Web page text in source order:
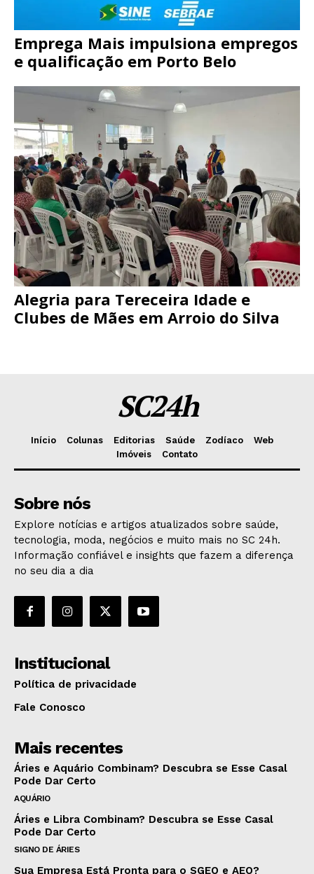
Emprega Mais impulsiona empregos
e qualificação em Porto Belo
Alegria para Tereceira Idade e
Clubes de Mães em Arroio do Silva
SC24h
Início Colunas Editorias Saúde Zodíaco
Web
Imóveis
Contato
Sobre nós
Explore notícias e artigos atualizados sobre saúde,
tecnologia, moda, negócios e muito mais no SC 24h.
Informação confiável e insights que fazem a diferença
no seu dia a dia
Institucional
Política de privacidade
Fale Conosco
Mais recentes
Áries e Aquário Combinam? Descubra se Esse Casal
Pode Dar Certo
AQUÁRIO
Áries e Libra Combinam? Descubra se Esse Casal
Pode Dar Certo
SIGNO DE ÁRIES
Sua Empresa Está Pronta para o SGEO e AEO?